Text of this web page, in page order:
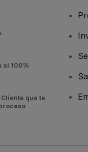
al 100%
que te